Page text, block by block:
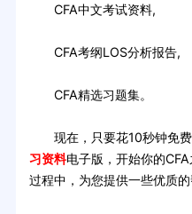
CFA中文考试资料,
CFA考纲LOS分析报告,
CFA精选习题集。
现在，只要花10秒钟免费
习资料电子版，开始你的
过程中，为您提供一些优质的